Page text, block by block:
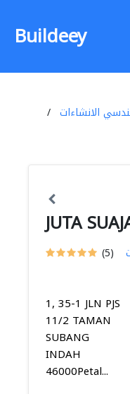
Buildeey
الانشاءات
JUTA
(5)
1, 35-1 JLN PJS
11/2 TAMAN
SUBANG
INDAH
46000Petal...